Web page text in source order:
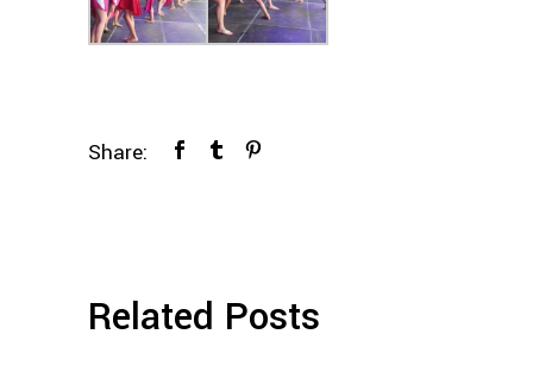
Share:
Related Posts